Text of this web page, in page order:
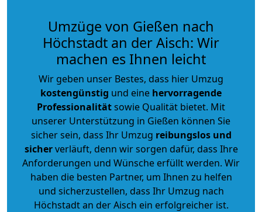
Umzüge von Gießen nach
Höchstadt an der Aisch: Wir
machen es Ihnen leicht
Wir geben unser Bestes, dass hier Umzug
kostengünstig und eine hervorragende
Professionalitätsowie Qualität bietet. Mit
unserer Unterstützung in Gießen können Sie
sicher sein, dass Ihr Umzug reibungslos und
sicherverläuft, denn wir sorgen dafür, dass Ihre
Anforderungen und Wünsche erfüllt werden. Wir
haben die besten Partner, um Ihnen zu helfen
und sicherzustellen, dass Ihr Umzug nach
Höchstadt an der Aisch ein erfolgreicher ist.